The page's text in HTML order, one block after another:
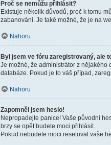
Proč se nemůžu přihlásit?
Existuje několik důvodů, proč k tomu
zabanováni. Je také možné, že je na
Nahoru
Byl jsem ve fóru zaregistrovaný, ale
Je možné, že administrátor z
databáze. Pokud je to váš případ,
Nahoru
Zapomněl jsem heslo!
Nepropadejte panice! Vaše původní
brzy se opět budete moci přihlásit.
Pokud nebudete moci resetovat vaše